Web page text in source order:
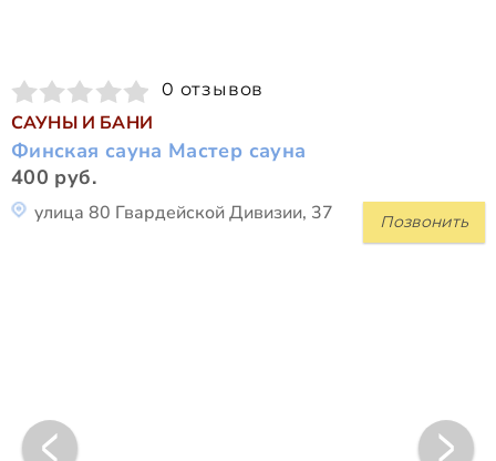
0 отзывов
САУНЫ И БАНИ
Финская сауна Мастер сауна
400 руб.
Позвонить
улица 80 Гвардейской Дивизии, 37